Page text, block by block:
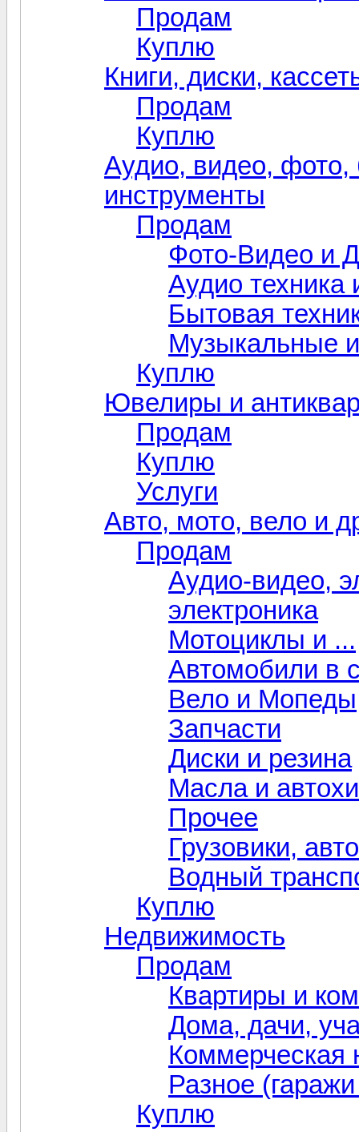
Продам
Куплю
Книги, диски,
Продам
Куплю
Аудио, видео, фото,
инструменты
Продам
Фото-Видео и
Аудио техника
Бытовая
Музыкальные
Куплю
Ювелиры и
Продам
Куплю
Услуги
Авто, мото, вело и
Продам
Аудио-видео,
электроника
Мотоциклы и ...
Автомобили в
Вело и Мопеды
Запчасти
Диски и резина
Масла и
Прочее
Грузовики,
Водный
Куплю
Недвижимость
Продам
Квартиры и
Дома, дачи,
Коммерческая
Разное
Куплю